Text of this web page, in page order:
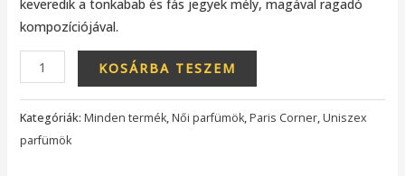
keveredik a tonkabab és fás jegyek mély, magával ragadó
kompozíciójával.
KOSÁRBA TESZEM
Kategóriák: Minden termék,Női parfümök,Paris Corner,Uniszex
parfümök